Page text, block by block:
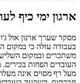
ארגון ימי כיף לעובדים – 5
מסקר שערך ארגון אול
בעבודה עולה כי במקום
משתכרים ובמקום
העובדים הפחות
מעל רף מסוים אינה